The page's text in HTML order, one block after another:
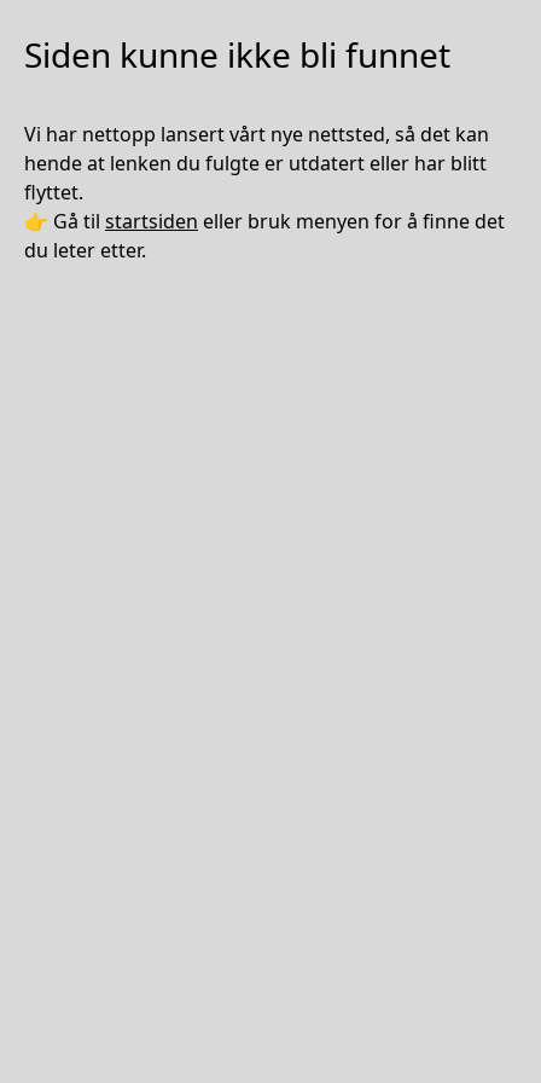
Siden kunne ikke bli funnet
Vi har nettopp lansert vårt nye nettsted, så det kan
hende at lenken du fulgte er utdatert eller har blitt
flyttet.
👉 Gå til startsiden eller bruk menyen for å finne det
du leter etter.